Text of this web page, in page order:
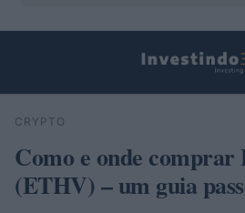
Buscar
CRYPTO
Como e onde comprar
(ETHV) – um guia